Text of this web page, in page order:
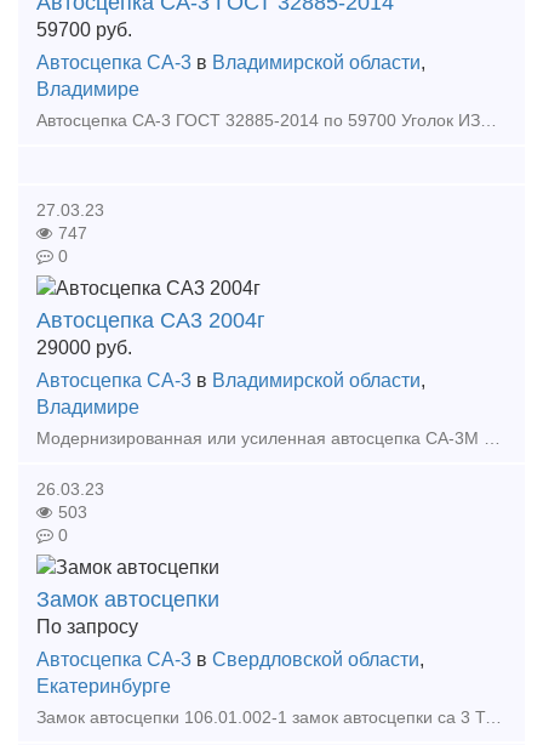
59700 руб.
Автосцепка СА-3 в Владимирской области,
Владимире
Автосцепка СА-3 ГОСТ 32885-2014 по 59700 Уголок ИЗОЛИРУЮЩИЙ арс -110000шт по 8,5 руб Скрепление АРС - 15000компл по 690 рубкомплект на шпалу Клемма арс - 60000шт по 78 руб Подк
27.03.23
747
0
Автосцепка СА3 2004г
29000 руб.
Автосцепка СА-3 в Владимирской области,
Владимире
Модернизированная или усиленная автосцепка СА-3М по проекту 518 применяется на тяжеловесном железнодорожном транспорте. Эта сцепка взаимосцепляемая с обычной автосцепкой 106.01.001-00/05, но
26.03.23
503
0
Замок автосцепки
По запросу
Автосцепка СА-3 в Свердловской области,
Екатеринбурге
Замок автосцепки 106.01.002-1 замок автосцепки са 3 Тип предложения: предлагаю продукцию, услугу